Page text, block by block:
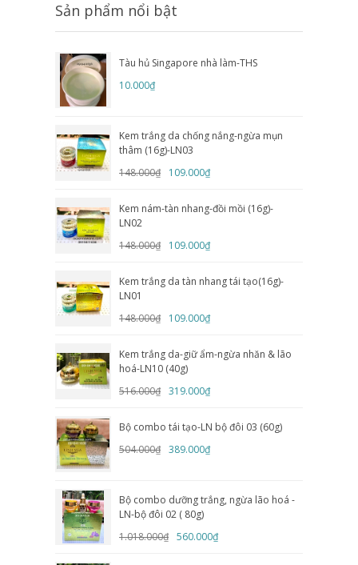
Sản phẩm nổi bật
Tàu hủ Singapore nhà làm-THS
10.000₫
Kem trắng da chống nắng-ngừa mụn
thâm (16g)-LN03
148.000₫
109.000₫
Kem nám-tàn nhang-đồi mồi (16g)-
LN02
148.000₫
109.000₫
Kem trắng da tàn nhang tái tạo(16g)-
LN01
148.000₫
109.000₫
Kem trắng da-giữ ẩm-ngừa nhăn & lão
hoá-LN10 (40g)
516.000₫ 319.000₫
Bộ combo tái tạo-LN bộ đôi 03 (60g)
504.000₫ 389.000₫
Bộ combo dưỡng trắng, ngừa lão hoá -
LN-bộ đôi 02 ( 80g)
1.018.000₫ 560.000₫